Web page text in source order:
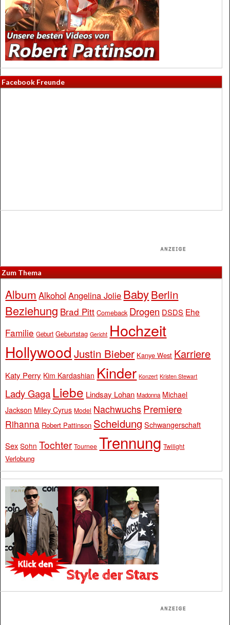
Facebook Freunde
Zum Thema
Album Alkohol Angelina Jolie BabyBerlin
Beziehung Brad Pitt Comeback Drogen DSDS Ehe
Familie Geburt Geburtstag Gericht Hochzeit
Hollywood Justin Bieber Kanye West Karriere
Katy Perry Kim Kardashian Kinder Konzert Kristen Stewart
Lady Gaga Liebe Lindsay Lohan Madonna Michael
Jackson Miley Cyrus Model Nachwuchs Premiere
Rihanna Robert Pattinson Scheidung Schwangerschaft
Sex Sohn Tochter Tournee Trennung Twilight
Verlobung